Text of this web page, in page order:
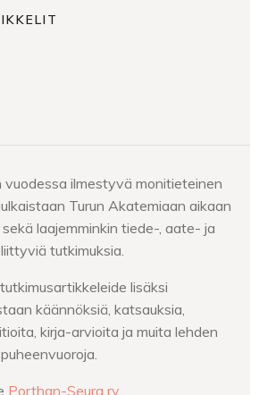
vuodessa ilmestyvä monitieteinen
Turun Akatemiaan aikaan
laajemminkin tiede-, aate- ja
tutkimuksia.
lisäksi
käännöksiä, katsauksia,
kirja-arvioita ja muita lehden
Porthan-Seura ry